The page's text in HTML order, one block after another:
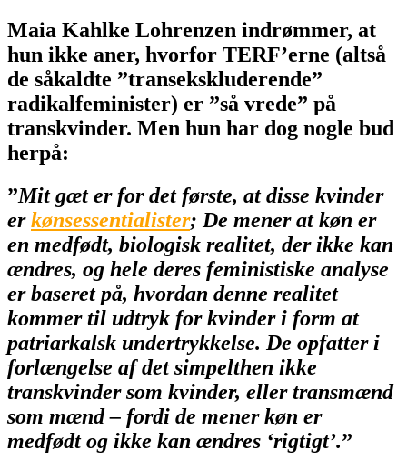
Maia Kahlke Lohrenzen indrømmer, at
hun ikke aner, hvorfor TERF’erne (altså
de såkaldte ”transekskluderende”
radikalfeminister) er ”så vrede” på
transkvinder. Men hun har dog nogle bud
herpå:
”Mit gæt er for det første, at disse kvinder
erkønsessentialister; De mener at køn er
en medfødt, biologisk realitet, der ikke kan
ændres, og hele deres feministiske analyse
er baseret på, hvordan denne realitet
kommer til udtryk for kvinder i form at
patriarkalsk undertrykkelse. De opfatter i
forlængelse af det simpelthen ikke
transkvinder som kvinder, eller transmænd
som mænd – fordi de mener køn er
medfødt og ikke kan ændres ‘rigtigt’.”